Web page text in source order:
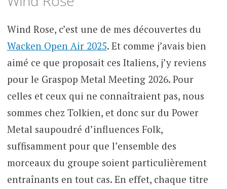
Wind Rose, c’est une de mes découvertes du
Wacken Open Air 2025. Et comme j’avais bien
aimé ce que proposait ces Italiens, j’y reviens
pour le Graspop Metal Meeting 2026. Pour
celles et ceux qui ne connaîtraient pas, nous
sommes chez Tolkien, et donc sur du Power
Metal saupoudré d’influences Folk,
suffisamment pour que l’ensemble des
morceaux du groupe soient particulièrement
entraînants en tout cas. En effet, chaque titre